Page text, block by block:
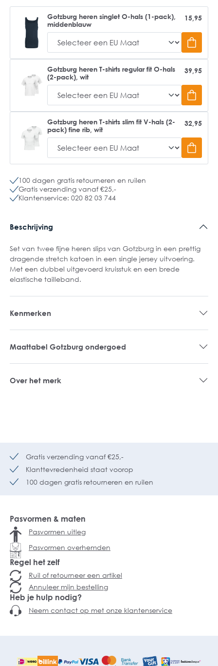
Gotzburg heren singlet O-hals (1-pack),
middenblauw
15,95
Gotzburg heren T-shirts regular fit O-hals
(2-pack), wit
39,95
Gotzburg heren T-shirts slim fit V-hals (2-
pack) fine rib, wit
32,95
100 dagen gratis retourneren en ruilen
Gratis verzending vanaf €25,-
Klantenservice: 020 82 03 744
Beschrijving
Set van twee fijne heren slips van Gotzburg in een prettig
dragende stretch katoen in een single jersey uitvoering.
Met een dubbel uitgevoerd kruisstuk en een brede
elastische tailleband.
Kenmerken
Maattabel Gotzburg ondergoed
Over het merk
Gratis verzending vanaf €25,-
Klanttevredenheid staat voorop
100 dagen gratis retourneren en ruilen
Pasvormen & maten
Pasvormen uitleg
Pasvormen overhemden
Regel het zelf
Ruil of retourneer een artikel
Annuleer mijn bestelling
Heb je hulp nodig?
Neem contact op met onze klantenservice